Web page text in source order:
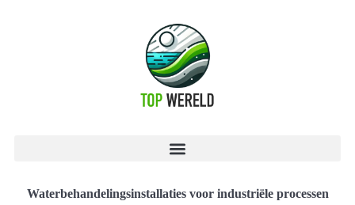
Waterbehandelingsinstallaties voor industriële processen